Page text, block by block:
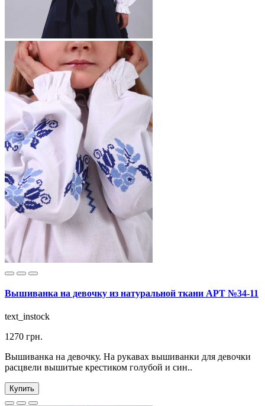
Вышиванка на девочку из натуральной ткани АРТ №34-11
text_instock
1270 грн.
Вышиванка на девочку. На рукавах вышиванки для девочки
расцвели вышитые крестиком голубой и син..
Купить